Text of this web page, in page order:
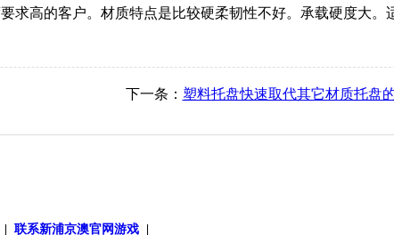
求高的客户。材质特点是比较硬柔韧性不好。承载硬度大。
下一条： 塑料托盘快速取代其它材质托盘
联系新浦京澳官网游戏